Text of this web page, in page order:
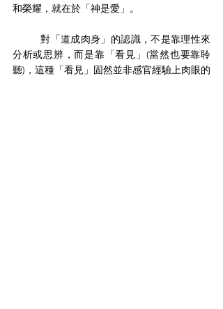
和榮耀，就在於「神是愛」。
	對「道成肉身」的認識，不是靠理性來
分析或思辨，而是靠「看見」(當然也要靠聆
聽)，這種「看見」固然並非感官經驗上肉眼的